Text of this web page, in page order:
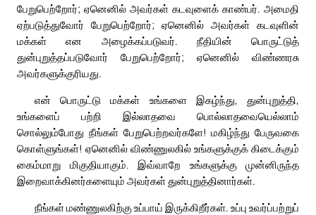
பேறுபெற்றோர்; ஏனெனில் அவர்கள் கடவுளைக் காண்பர். அமைதி
ஏற்படுத்துவோர் பேறுபெற்றோர்; ஏனெனில் அவர்கள் கடவுளின்
மக்கள் என அழைக்கப்படுவர். நீதியின் பொருட்டுத்
துன்புறுத்தப்படுவோர் பேறுபெற்றோர்; ஏனெனில் விண்ணரசு
அவர்களுக்குரியது.
என் பொருட்டு மக்கள் உங்களை இகழ்ந்து, துன்புறுத்தி,
உங்களைப் பற்றி இல்லாதவை பொல்லாதவையெல்லாம்
சொல்லும்போது நீங்கள் பேறுபெற்றவர்களே! மகிழ்ந்து பேருவகை
கொள்ளுங்கள்! ஏனெனில் விண்ணுலகில் உங்களுக்குக் கிடைக்கும்
கைம்மாறு மிகுதியாகும். இவ்வாறே உங்களுக்கு முன்னிருந்த
இறைவாக்கினர்களையும் அவர்கள் துன்புறுத்தினார்கள்.
நீங்கள் மண்ணுலகிற்கு உப்பாய் இருக்கிறீர்கள். உப்பு உவர்ப்பற்றுப்